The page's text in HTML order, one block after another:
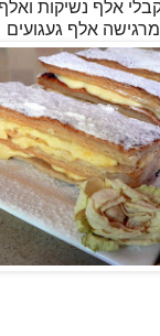
אלף נשיקות
מרגישה אלף געגועים